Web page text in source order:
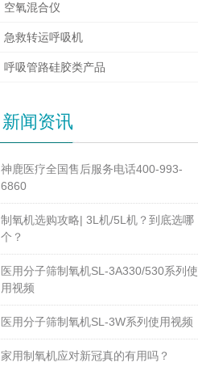
空氧混合仪
急救转运呼吸机
呼吸管路硅胶类产品
新闻资讯
神鹿医疗全国售后服务电话400-993-
6860
制氧机选购攻略| 3L机/5L机？到底选哪
个？
医用分子筛制氧机SL-3A330/530系列使
用视频
医用分子筛制氧机SL-3W系列使用视频
家用制氧机应对新冠真的有用吗？